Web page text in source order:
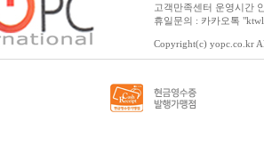
고객만족센터 운영시간
휴일문의 : 카카오톡
Copyright(c) yopc.co.kr